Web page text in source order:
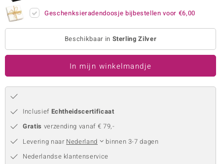
Geschenksieradendoosje bijbestellen voor €6,00
Beschikbaar in Sterling Zilver
In mijn winkelmandje
Inclusief Echtheidscertificaat
Gratis verzending vanaf € 79,-
Levering naar Nederland
binnen 3-7 dagen
Nederlandse klantenservice